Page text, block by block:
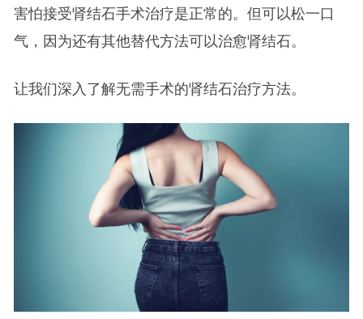
害怕接受肾结石手术治疗是正常的。但可以松一口
气，因为还有其他替代方法可以治愈肾结石。
让我们深入了解无需手术的肾结石治疗方法。